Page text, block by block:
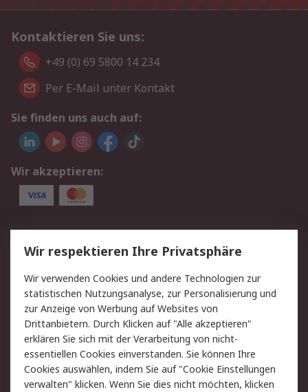
Kontaktieren Sie uns:
+49 (0) 69 5800 14 234
Per E-Mail unter Kontakt
Sie finden uns auch auf:
Wir akzeptieren:
Service
Value Added Services
Lieferlösungen
Rücksendungen
Kontakt
Hilfe
Privatkunden
Rechtliches
AGB
Datenschutz
Cookie-Richtlinie
Zahlungsbedingungen
Wir respektieren Ihre Privatsphäre
Wir verwenden Cookies und andere Technologien zur
statistischen Nutzungsanalyse, zur Personalisierung und
zur Anzeige von Werbung auf Websites von
Drittanbietern. Durch Klicken auf "Alle akzeptieren"
erklären Sie sich mit der Verarbeitung von nicht-
essentiellen Cookies einverstanden. Sie können Ihre
Cookies auswählen, indem Sie auf "Cookie Einstellungen
verwalten" klicken. Wenn Sie dies nicht möchten, klicken